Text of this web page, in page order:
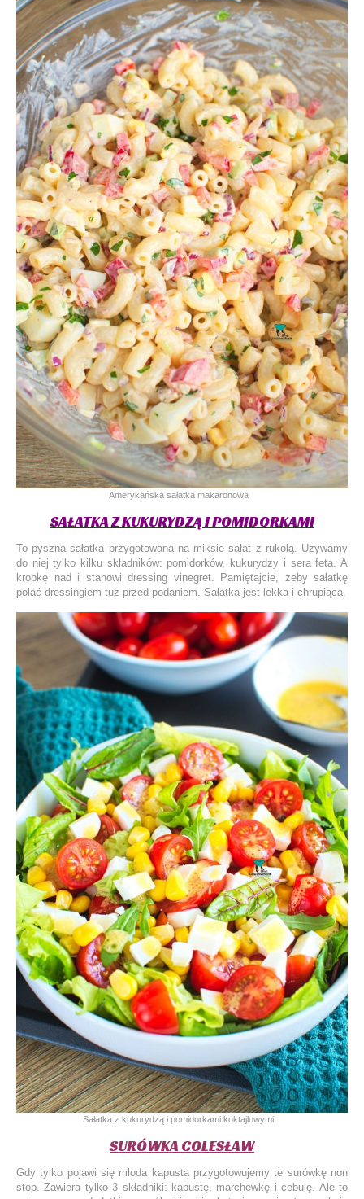
Amerykańska sałatka makaronowa
SAŁATKA Z KUKURYDZĄ I POMIDORKAMI
To pyszna sałatka przygotowana na miksie sałat z rukolą. Używamy
do niej tylko kilku składników: pomidorków, kukurydzy i sera feta. A
kropkę nad i stanowi dressing vinegret. Pamiętajcie, żeby sałatkę
polać dressingiem tuż przed podaniem. Sałatka jest lekka i chrupiąca.
Sałatka z kukurydzą i pomidorkami koktajlowymi
SURÓWKA COLESŁAW
Gdy tylko pojawi się młoda kapusta przygotowujemy te surówkę non
stop. Zawiera tylko 3 składniki: kapustę, marchewkę i cebulę. Ale to